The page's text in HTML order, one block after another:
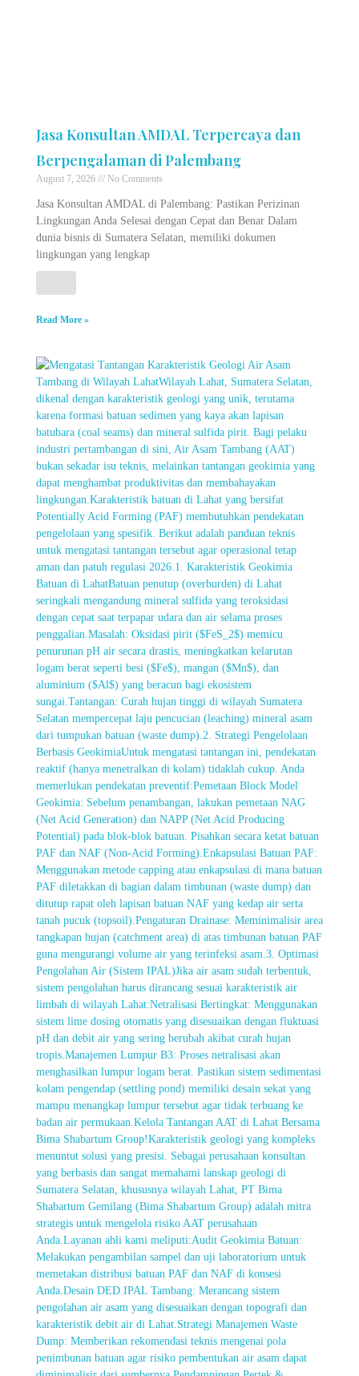
Jasa Konsultan AMDAL Terpercaya dan
Berpengalaman di Palembang
August 7, 2026 No Comments
Jasa Konsultan AMDAL di Palembang: Pastikan Perizinan
Lingkungan Anda Selesai dengan Cepat dan Benar Dalam
dunia bisnis di Sumatera Selatan, memiliki dokumen
lingkungan yang lengkap
Read More »